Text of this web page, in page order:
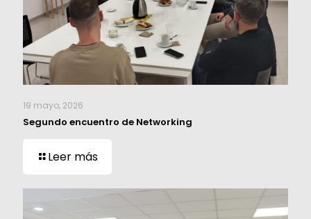
19 mayo, 2026
Segundo encuentro de Networking
Leer más